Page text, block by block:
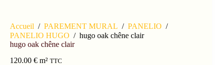
Accueil / PAREMENT MURAL / PANELIO /
PANELIO HUGO / hugo oak chêne clair
hugo oak chêne clair
120.00 € m² TTC